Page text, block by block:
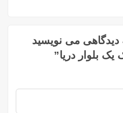
دیدگاهی می نویسید
یک بلوار دریا”